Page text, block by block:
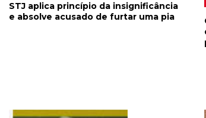
STJ aplica princípio da insignificância
e absolve acusado de furtar uma pia